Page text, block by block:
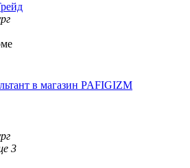
в магазин PAFIGIZM
3